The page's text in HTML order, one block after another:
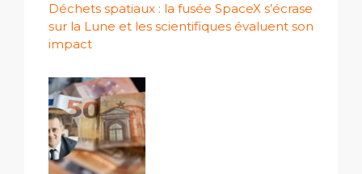
Déchets spatiaux : la fusée SpaceX s’écrase
sur la Lune et les scientifiques évaluent son
impact